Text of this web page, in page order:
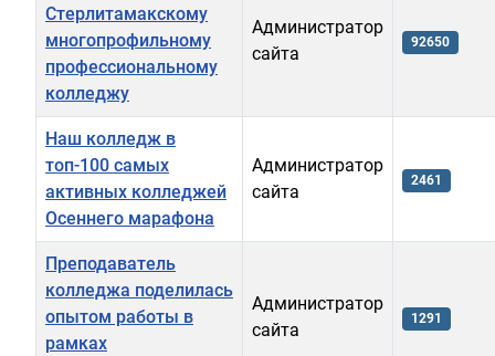
Стерлитамакскому
многопрофильному
профессиональному
колледжу
Администратор
сайта
92650
Наш колледж в
топ-100 самых
активных колледжей
Осеннего марафона
Администратор
сайта
2461
Преподаватель
колледжа поделилась
опытом работы в
рамках
Администратор
сайта
1291